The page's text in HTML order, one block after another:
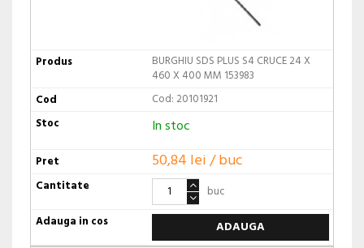
BURGHIU SDS PLUS S4 CRUCE 24 X
460 X 400 MM 153983
Cod: 20101921
In stoc
50,84 lei / buc
buc
ADAUGA